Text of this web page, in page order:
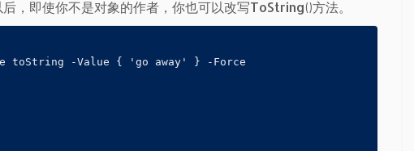
，即使你不是对象的作者，你也可以改写ToString()方法。
toString -Value { 'go away' } -Force